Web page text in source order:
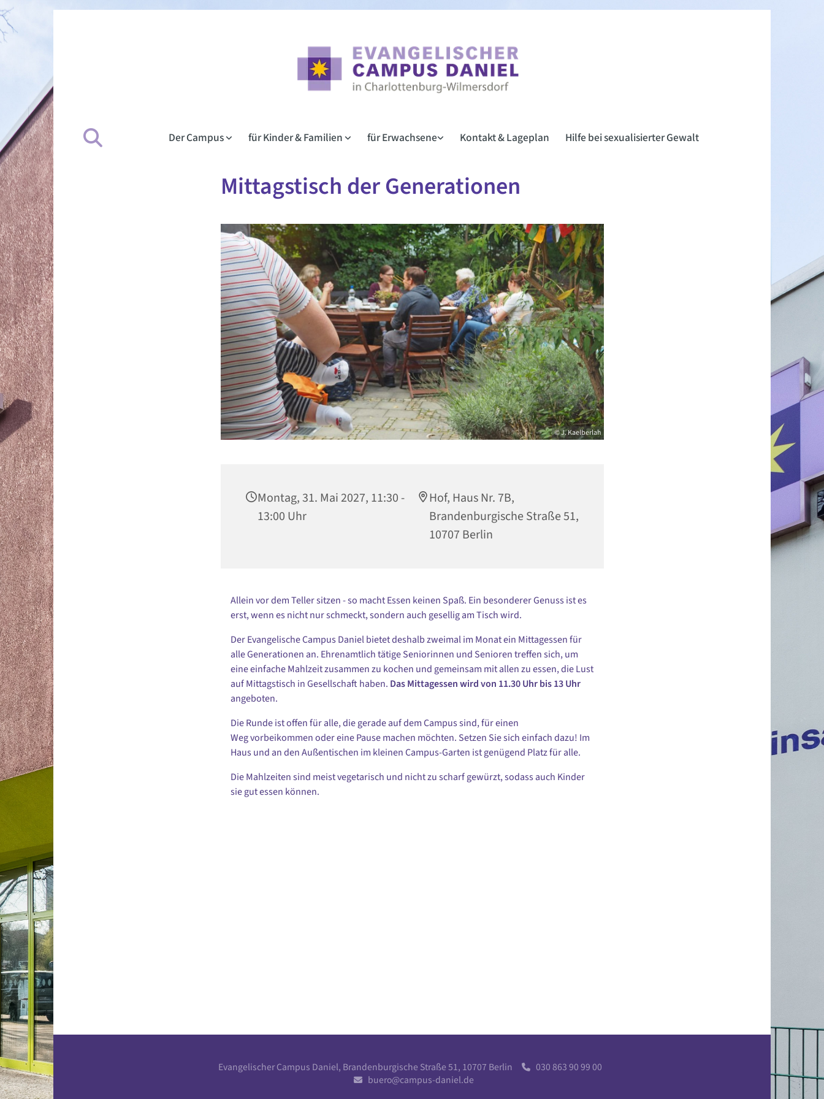
Der Campus für Kinder & Familien für Erwachsene Kontakt & Lageplan Hilfe bei sexualisierter Gewalt
Mittagstisch der Generationen
© J. Kaelberlah
Montag, 31. Mai 2027, 11:30 -
13:00 Uhr
Hof, Haus Nr. 7B,
Brandenburgische Straße 51,
10707 Berlin
Allein vor dem Teller sitzen - so macht Essen keinen Spaß. Ein besonderer Genuss ist es
erst, wenn es nicht nur schmeckt, sondern auch gesellig am Tisch wird.
Der Evangelische Campus Daniel bietet deshalb zweimal im Monat ein Mittagessen für
alle Generationen an. Ehrenamtlich tätige Seniorinnen und Senioren treffen sich, um
eine einfache Mahlzeit zusammen zu kochen und gemeinsam mit allen zu essen, die Lust
auf Mittagstisch in Gesellschaft haben. Das Mittagessen wird von 11.30 Uhr bis 13 Uhr
angeboten.
Die Runde ist offen für alle, die gerade auf dem Campus sind, für einen
Weg vorbeikommen oder eine Pause machen möchten. Setzen Sie sich einfach dazu! Im
Haus und an den Außentischen im kleinen Campus-Garten ist genügend Platz für alle.
Die Mahlzeiten sind meist vegetarisch und nicht zu scharf gewürzt, sodass auch Kinder
sie gut essen können.
Evangelischer Campus Daniel, Brandenburgische Straße 51, 10707 Berlin  030 863 90 99 00
 buero@campus-daniel.de